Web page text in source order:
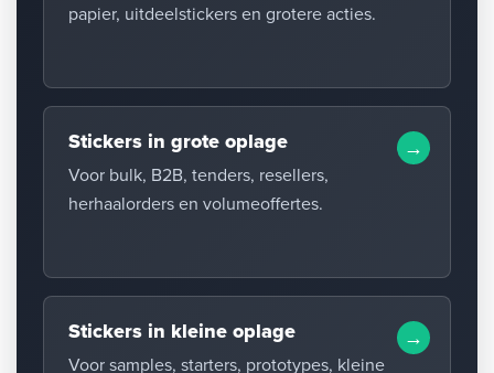
papier, uitdeelstickers en grotere acties.
Stickers in grote oplage
Voor bulk, B2B, tenders, resellers,
herhaalorders en volumeoffertes.
Stickers in kleine oplage
Voor samples, starters, prototypes, kleine